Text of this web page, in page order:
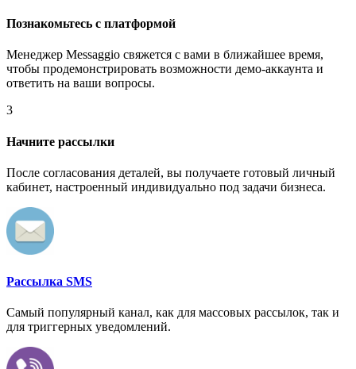
Познакомьтесь с платформой
Менеджер Messaggio свяжется с вами в ближайшее время,
чтобы продемонстрировать возможности демо-аккаунта и
ответить на ваши вопросы.
3
Начните рассылки
После согласования деталей, вы получаете готовый личный
кабинет, настроенный индивидуально под задачи бизнеса.
Рассылка SMS
Самый популярный канал, как для массовых рассылок, так и
для триггерных уведомлений.